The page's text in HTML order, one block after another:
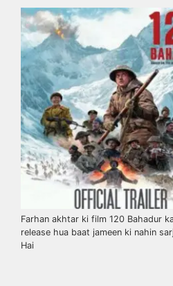
Farhan akhtar ki film 120 Bahadur
release hua baat jameen ki nahin
Hai